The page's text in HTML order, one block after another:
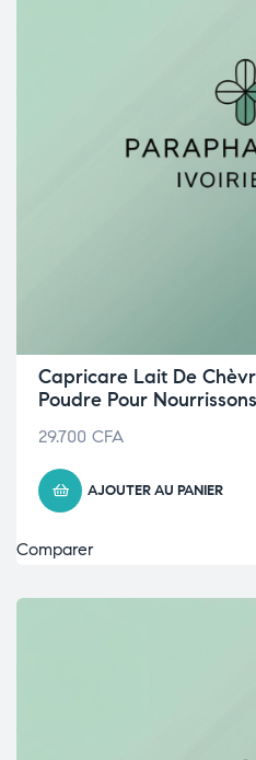
Capricare Lait De
Poudre Pour
29.700 CFA
AJOUTER AU PANIER
Comparer